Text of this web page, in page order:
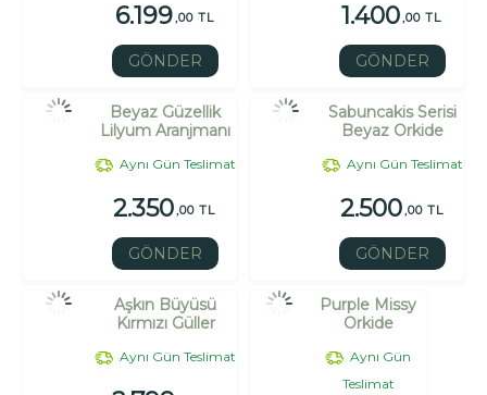
6.199,00 TL
GÖNDER
1.400,00 TL
GÖNDER
Beyaz Güzellik
Lilyum Aranjmanı
Aynı Gün Teslimat
2.350,00 TL
GÖNDER
Sabuncakis Serisi
Beyaz Orkide
Aynı Gün Teslimat
2.500,00 TL
GÖNDER
Aşkın Büyüsü
Kırmızı Güller
Aynı Gün Teslimat
Purple Missy
Orkide
Aynı Gün
Teslimat